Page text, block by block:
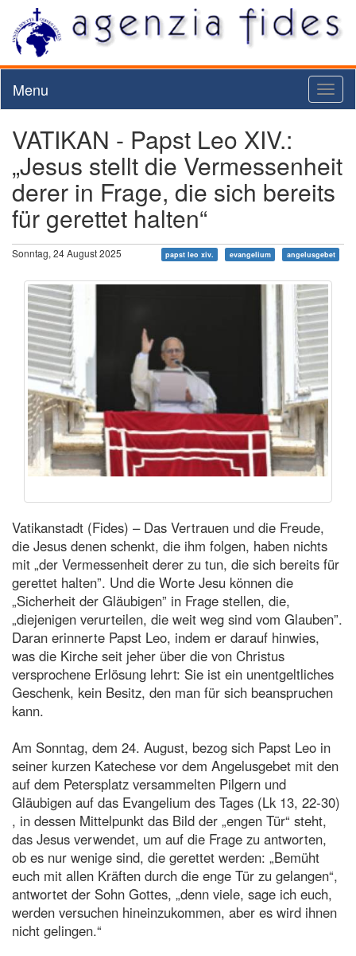
Menu
VATIKAN - Papst Leo XIV.:
„Jesus stellt die Vermessenheit
derer in Frage, die sich bereits
für gerettet halten“
Sonntag, 24 August 2025 papst leo xiv. evangelium angelusgebet
Vatikanstadt (Fides) – Das Vertrauen und die Freude,
die Jesus denen schenkt, die ihm folgen, haben nichts
mit „der Vermessenheit derer zu tun, die sich bereits für
gerettet halten”. Und die Worte Jesu können die
„Sicherheit der Gläubigen” in Frage stellen, die,
„diejenigen verurteilen, die weit weg sind vom Glauben”.
Daran erinnerte Papst Leo, indem er darauf hinwies,
was die Kirche seit jeher über die von Christus
versprochene Erlösung lehrt: Sie ist ein unentgeltliches
Geschenk, kein Besitz, den man für sich beanspruchen
kann.
Am Sonntag, dem 24. August, bezog sich Papst Leo in
seiner kurzen Katechese vor dem Angelusgebet mit den
auf dem Petersplatz versammelten Pilgern und
Gläubigen auf das Evangelium des Tages (Lk 13, 22-30)
, in dessen Mittelpunkt das Bild der „engen Tür“ steht,
das Jesus verwendet, um auf die Frage zu antworten,
ob es nur wenige sind, die gerettet werden: „Bemüht
euch mit allen Kräften durch die enge Tür zu gelangen“,
antwortet der Sohn Gottes, „denn viele, sage ich euch,
werden versuchen hineinzukommen, aber es wird ihnen
nicht gelingen.“